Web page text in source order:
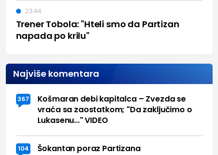
Trener Tobola: "Hteli smo da Partizan
napada po krilu"
23:44
Najviše komentara
367
Košmaran debi kapitalca – Zvezda se
vraća sa zaostatkom; "Da zaključimo o
Lukasenu..." VIDEO
104 Šokantan poraz Partizana